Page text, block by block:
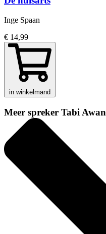
Inge Spaan
€ 14,99
in winkelmand
Meer spreker Tabi Awan